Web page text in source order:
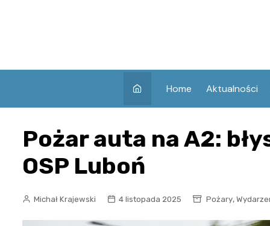
Home Aktualności
Pożar auta na A2:
OSP Luboń
Michał Krajewski 4 listopada 2025 Pożary,